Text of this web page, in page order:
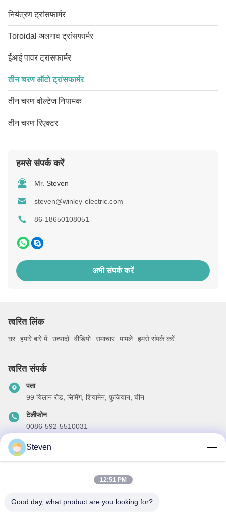
नियंत्रण ट्रांसफार्मर
Toroidal अलगाव ट्रांसफार्मर
ईआई पावर ट्रांसफार्मर
तीन चरण ऑटो ट्रांसफार्मर
तीन चरण वोल्टेज नियामक
तीन चरण रिएक्टर
हमसे संपर्क करें
Mr. Steven
steven@winley-electric.com
86-18650108051
अभी संपर्क करें
त्वरित लिंक
घर हमारे बारे में उत्पादों वीडियो समाचार मामले हमसे संपर्क करें
त्वरित संपर्क
पता
99 यिलान रोड, सिमिंग, शियामेन, फ़ुज़ियान, चीन
टेलीफोन
0086-592-5510031
ईमेल
हमारा समाचार पत्र
Steven
12:51 PM
Good day, what product are you looking for?